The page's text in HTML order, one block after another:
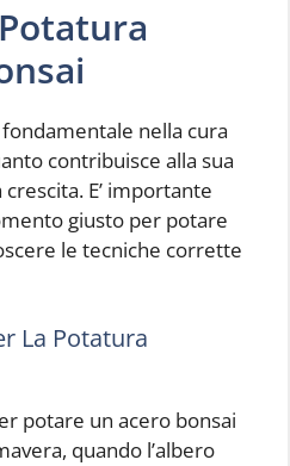
nella cura
contribuisce alla sua
E’ importante
giusto per potare
le tecniche corrette
La Potatura
potare un acero bonsai
quando l’albero